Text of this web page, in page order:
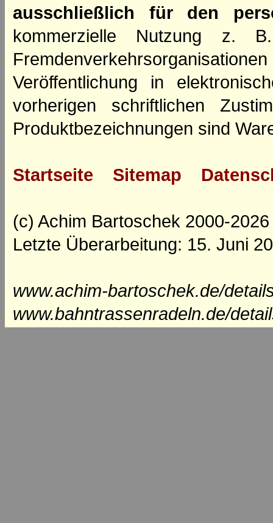
ausschließlich für den
kommerzielle Nutzung z.
Veröffentlichung in
vorherigen schriftlichen
Produktbezeichnungen sind
Startseite Sitemap
(c) Achim Bartoschek 2000-2026
Letzte Überarbeitung: 15. Juni
www.achim-bartoschek.de/
www.bahntrassenradeln.de/